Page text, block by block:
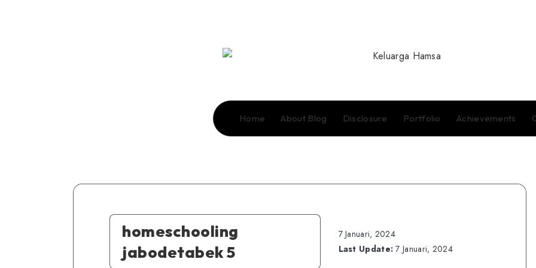
Home About Blog Disclosure Portfolio Achievements
homeschooling
jabodetabek 5
7 Januari, 2024
Last Update: 7 Januari, 2024